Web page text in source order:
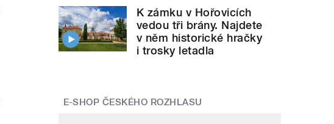
K zámku v Hořovicích
vedou tři brány. Najdete
v něm historické hračky
i trosky letadla
E-SHOP ČESKÉHO ROZHLASU